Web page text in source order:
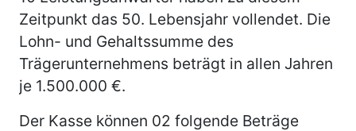
Zeitpunkt das 50. Lebensjahr vollendet. Die
Lohn- und Gehaltssumme des
Trägerunternehmens beträgt in allen Jahren
je 1.500.000 €.
Der Kasse können 02 folgende Beträge